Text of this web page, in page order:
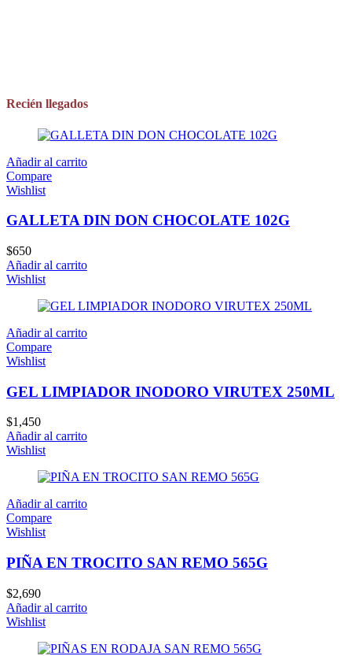
Recién llegados
Añadir al carrito
Compare
Wishlist
GALLETA DIN DON CHOCOLATE 102G
$650
Añadir al carrito
Wishlist
Añadir al carrito
Compare
Wishlist
GEL LIMPIADOR INODORO VIRUTEX 250ML
$1,450
Añadir al carrito
Wishlist
Añadir al carrito
Compare
Wishlist
PIÑA EN TROCITO SAN REMO 565G
$2,690
Añadir al carrito
Wishlist